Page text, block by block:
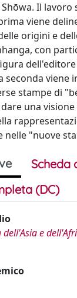
Il lavoro
viene
origini e
con
seconda viene
stampe di
una
"nuove
Scheda
(DC)
e